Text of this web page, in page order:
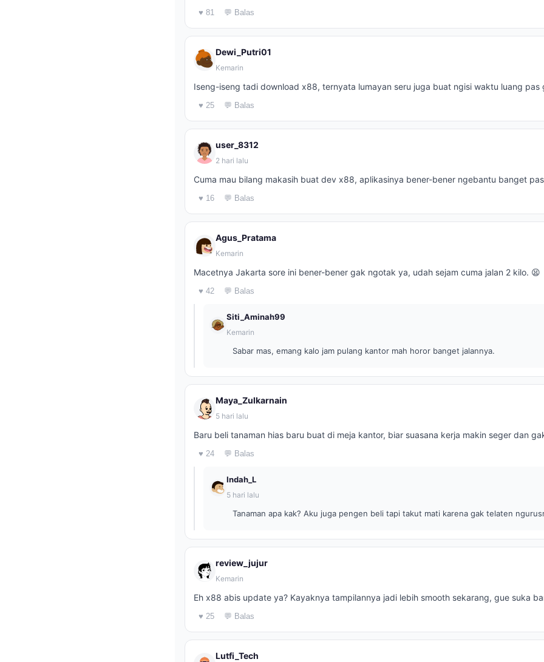
♥ 81 💬 Balas
Dewi_Putri01
Kemarin
Iseng-iseng tadi download x88, ternyata lumayan seru juga buat ngisi waktu luang pas
♥ 25 💬 Balas
user_8312
2 hari lalu
Cuma mau bilang makasih buat dev x88, aplikasinya bener-bener ngebantu banget
♥ 16 💬 Balas
Agus_Pratama
Kemarin
Macetnya Jakarta sore ini bener-bener gak ngotak ya, udah sejam cuma jalan 2 kilo. 😫
♥ 42 💬 Balas
Siti_Aminah99
Kemarin
Sabar mas, emang kalo jam pulang kantor mah horor banget jalannya.
Maya_Zulkarnain
5 hari lalu
Baru beli tanaman hias baru buat di meja kantor, biar suasana kerja makin seger dan
♥ 24 💬 Balas
Indah_L
5 hari lalu
Tanaman apa kak? Aku juga pengen beli tapi takut mati karena gak telaten
review_jujur
Kemarin
Eh x88 abis update ya? Kayaknya tampilannya jadi lebih smooth sekarang, gue suka
♥ 25 💬 Balas
Lutfi_Tech